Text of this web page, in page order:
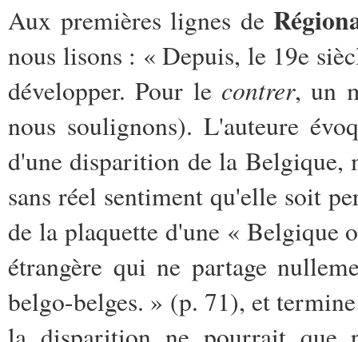
Aux premières lignes de
nous lisons : « Depuis, le 19e
développer. Pour le contrer, un
nous soulignons). L'auteure
d'une disparition de la Belgique,
sans réel sentiment qu'elle soit
de la plaquette d'une « Belgique
étrangère qui ne partage
belgo-belges. » (p. 71), et